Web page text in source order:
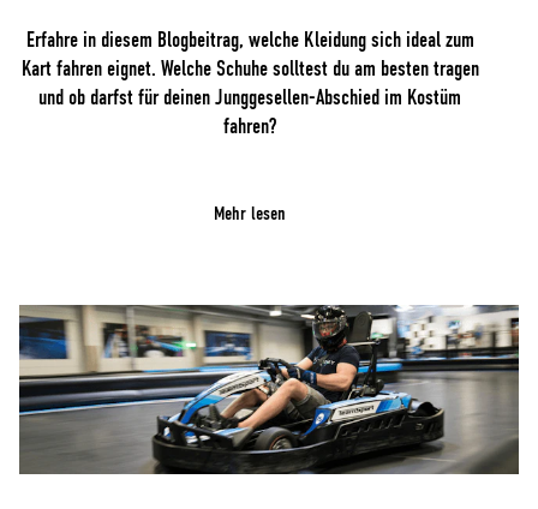
Erfahre in diesem Blogbeitrag, welche Kleidung sich ideal zum
Kart fahren eignet. Welche Schuhe solltest du am besten tragen
und ob darfst für deinen Junggesellen-Abschied im Kostüm
fahren?
Mehr lesen